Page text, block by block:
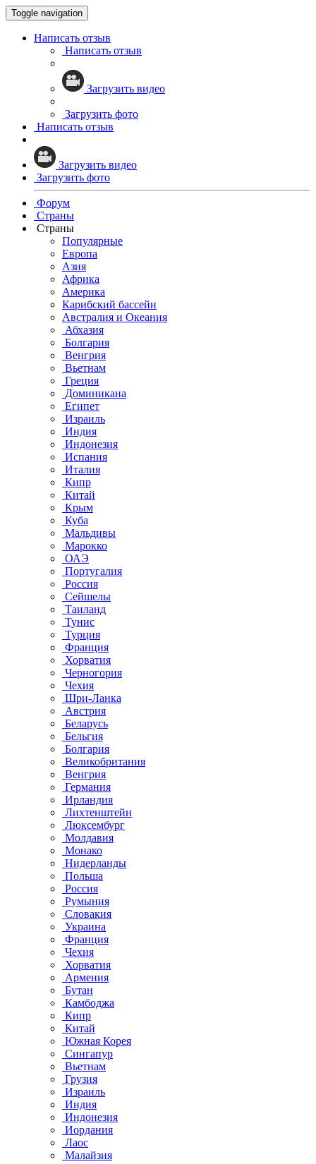
Toggle navigation
Написать отзыв
Написать отзыв
Загрузить видео
Загрузить фото
Написать отзыв
Загрузить видео
Загрузить фото
Форум
Страны
Страны
Популярные
Европа
Азия
Африка
Америка
Карибский бассейн
Австралия и Океания
Абхазия
Болгария
Венгрия
Вьетнам
Греция
Доминикана
Египет
Израиль
Индия
Индонезия
Испания
Италия
Кипр
Китай
Крым
Куба
Мальдивы
Марокко
ОАЭ
Португалия
Россия
Сейшелы
Таиланд
Тунис
Турция
Франция
Хорватия
Черногория
Чехия
Шри-Ланка
Австрия
Беларусь
Бельгия
Болгария
Великобритания
Венгрия
Германия
Ирландия
Лихтенштейн
Люксембург
Молдавия
Монако
Нидерланды
Польша
Россия
Румыния
Словакия
Украина
Франция
Чехия
Хорватия
Армения
Бутан
Камбоджа
Кипр
Китай
Южная Корея
Сингапур
Вьетнам
Грузия
Израиль
Индия
Индонезия
Иордания
Лаос
Малайзия